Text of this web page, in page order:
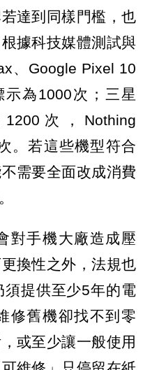
達到同樣門檻，也
據科技媒體測試與
、Google Pixel 10
為1000次；三星
次，Nothing
。若這些機型符合
需要全面改成消費
對手機大廠造成壓
換性之外，法規也
提供至少5年的電
修舊機卻找不到零
或至少讓一般使用